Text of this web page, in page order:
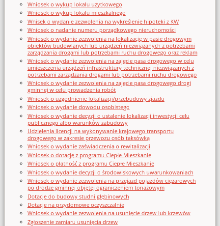
Wniosek o wykup lokalu użytkowego
Wniosek o wykup lokalu mieszkalnego
Wnisek o wydanie zezwolenia na wykreślenie hipoteki z KW
Wniosek o nadanie numeru porządkowego nieruchomości
Wniosek o wydanie zezwolenia na lokalizację w pasie drogowym
obiektów budowlanych lub urządzeń niezwiązanych z potrzebami
zarządzania drogami lub potrzebami ruchu drogowego oraz reklam
Wniosek o wydanie zezwolenia na zajęcie pasa drogowego w celu
umieszczenia urządzeń infrastruktury technicznej niezwiązanych z
potrzebami zarządzania drogami lub potrzebami ruchu drogowego
Wniosek o wydanie zezwolenia na zajęcie pasa drogowego drogi
gminnej w celu prowadzenia robót
Wniosek o uzgodnienie lokalizacji/przebudowy zjazdu
Wniosek o wydanie dowodu osobistego
Wniosek o wydanie decyzji o ustalenie lokalizacji inwestycji celu
publicznego albo warunków zabudowy
Udzielenia licencji na wykonywanie krajowego transportu
drogowego w zakresie przewozu osób taksówką
Wniosek o wydanie zaświadczenia o rewitalizacji
Wniosek o dotację z programu Ciepłe Mieszkanie
Wniosek o płatność z programu Ciepłe Mieszkanie
Wniosek o wydanie decyzji o środowiskowych uwarunkowaniach
Wniosek o wydanie zezwolenia na przejazd pojazdów ciężarowych
po drodze gminnej objętej ograniczeniem tonażowym
Dotacje do budowy studni głębinowych
Dotacje na przydomowe oczyszczalnie
Wniosek o wydanie zezwolenia na usunięcie drzew lub krzewów
Zgłoszenie zamiaru usunięcia drzew